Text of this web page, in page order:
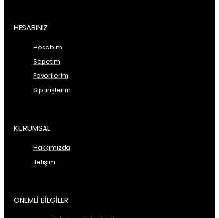
HESABINIZ
Hesabım
Sepetim
Favorilerim
Siparişlerim
KURUMSAL
Hakkımızda
İletişim
ÖNEMLİ BİLGİLER